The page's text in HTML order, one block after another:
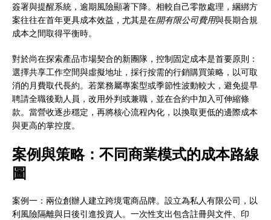
簽署與提醒系統，逾期風險顯著下降。相較自己零散處理，綑綁方
案往往在首年更具成本效益，尤其是在開有限公司費用與長期合規
成本之間取得平衡時。
對於尚在探索產品市場契合的新團隊，控制固定成本是首要原則：
選擇共享工作空間與虛擬地址，採行按需的行銷購買策略，以可取
消的月費取代長約。若業務屬專案型或季節性波動較大，避免提早
聘請全職後勤人員，改用外判或兼職，並在合約中加入可伸縮條
款。當營收逐步穩定，再將核心流程內化，以換取更低的邊際成本
與更高的掌控度。
案例與策略：不同商業模式的成本路線
圖
案例一：兩位創辦人建立跨境電商品牌。設立為私人有限公司，以
利風險隔離與日後引進投資人。一次性支出包含註冊與文件、印